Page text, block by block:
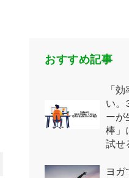
・アジア
・南ア
おすすめ記事
「
い。
ーが
棒」
試せ
ヨガ